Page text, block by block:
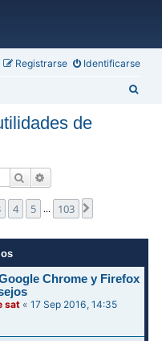
Identificarse
Registrarse
de
Buscar
103
4 5 … 103
Chrome y Firefox
sat «17 Sep 2016, 14:35